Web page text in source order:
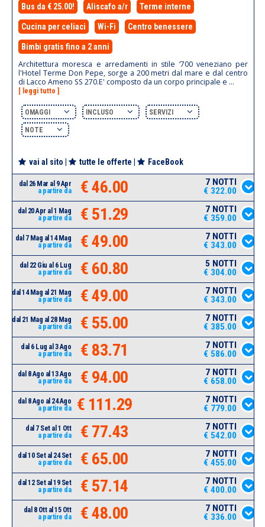
Bus da € 25.00! Aliscafo a/r Terme interne
Cucina per celiaci Wi-Fi Centro benessere
Bimbi gratis fino a 2 anni
Architettura moresca e arredamenti in stile ‘700 veneziano per
l'Hotel Terme Don Pepe, sorge a 200 metri dal mare e dal centro
di Lacco Ameno SS 270.E' composto da un corpo principale e ...
[ leggi tutto ]
OMAGGI INCLUSO SERVIZI
NOTE
vai al sito tutte le offerte FaceBook
dal 26 Mar al 9 Apr
a partire da
€ 46.00
7 NOTTI
€ 322.00
dal 20 Apr al 1 Mag
a partire da
€ 51.29
7 NOTTI
€ 359.00
dal 7 Mag al 14 Mag
a partire da
€ 49.00
7 NOTTI
€ 343.00
dal 22 Giu al 6 Lug
a partire da
€ 60.80
5 NOTTI
€ 304.00
dal 14 Mag al 21 Mag
a partire da
€ 49.00
7 NOTTI
€ 343.00
dal 21 Mag al 28 Mag
a partire da
€ 55.00
7 NOTTI
€ 385.00
dal 6 Lug al 3 Ago
a partire da
€ 83.71
7 NOTTI
€ 586.00
dal 8 Ago al 13 Ago
a partire da
€ 94.00
7 NOTTI
€ 658.00
dal 8 Ago al 24 Ago
a partire da
€ 111.29
7 NOTTI
€ 779.00
dal 7 Set al 1 Ott
a partire da
€ 77.43
7 NOTTI
€ 542.00
dal 10 Set al 24 Set
a partire da
€ 65.00
7 NOTTI
€ 455.00
dal 12 Set al 19 Set
a partire da
€ 57.14
7 NOTTI
€ 400.00
dal 8 Ott al 15 Ott
a partire da
€ 48.00
7 NOTTI
€ 336.00